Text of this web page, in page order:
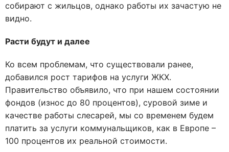
собирают с жильцов, однако работы их зачастую не
видно.
Расти будут и далее
Ко всем проблемам, что существовали ранее,
добавился рост тарифов на услуги ЖКХ.
Правительство объявило, что при нашем состоянии
фондов (износ до 80 процентов), суровой зиме и
качестве работы слесарей, мы со временем будем
платить за услуги коммунальщиков, как в Европе –
100 процентов их реальной стоимости.